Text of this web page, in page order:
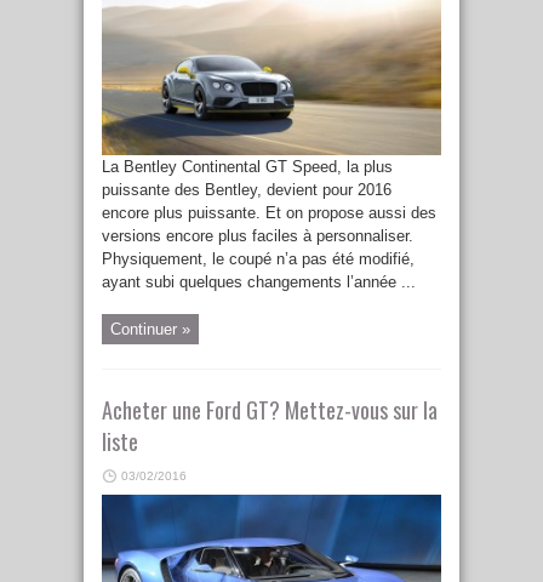
La Bentley Continental GT Speed, la plus
puissante des Bentley, devient pour 2016
encore plus puissante. Et on propose aussi des
versions encore plus faciles à personnaliser.
Physiquement, le coupé n’a pas été modifié,
ayant subi quelques changements l’année ...
Continuer »
Acheter une Ford GT? Mettez-vous sur la
liste
03/02/2016